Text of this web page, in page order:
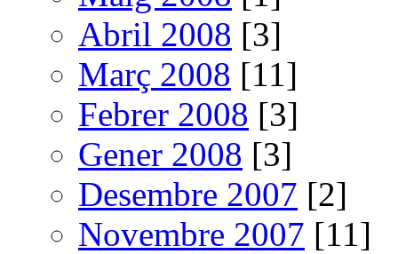
Abril 2008 [3]
Març 2008 [11]
Febrer 2008 [3]
Gener 2008 [3]
Desembre 2007 [2]
Novembre 2007 [11]